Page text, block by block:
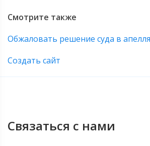
Смотрите также
Обжаловать решение суда в
Создать сайт
Связаться с нами